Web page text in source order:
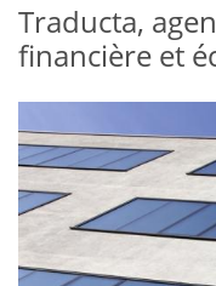
Traducta,
financière et